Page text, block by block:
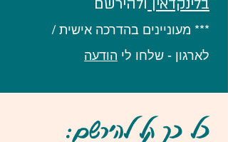
בלינקדאין ולהירשם
*** מעוניינים בהדרכה אישית /
לארגון - שלחו לי הודעה
כל כך קל להירשם: